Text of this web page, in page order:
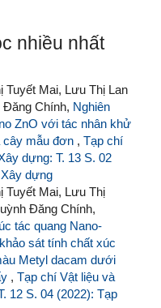
nhiều nhất
Tuyết Mai, Lưu Thị Lan
Đăng Chính, Nghiên
ZnO với tác nhân khử
cây mẫu đơn , Tạp chí
dựng: T. 13 S. 02
dựng
Tuyết Mai, Lưu Thị
Đăng Chính,
tác quang Nano-
sát tính chất xúc
Metyl dacam dưới
, Tạp chí Vật liệu và
12 S. 04 (2022): Tạp